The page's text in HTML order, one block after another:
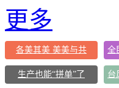
更多
各美其美 美美与共
生产也能“拼单”了